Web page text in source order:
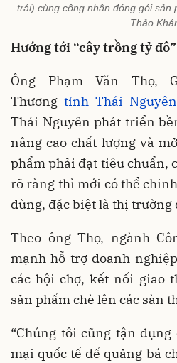
trái) cùng công nhân đóng gói sản
Thảo
Hướng tới “cây trồng tỷ đô”
Ông Phạm Văn Thọ,
Thươngtỉnh Thái Nguyên
Thái Nguyên phát triển
nâng cao chất lượng và
phẩm phải đạt tiêu chuẩn,
rõ ràng thì mới có thể
dùng, đặc biệt là thị trường
Theo ông Thọ, ngành
mạnh hỗ trợ doanh
các hội chợ, kết nối giao
sản phẩm chè lên các sàn
“Chúng tôi cũng tận
mại quốc tế để quảng bá